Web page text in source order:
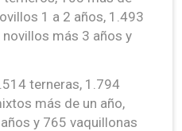
1 a 2 años, 1.493
más 3 años y
terneras, 1.794
más de un año,
y 765 vaquillonas